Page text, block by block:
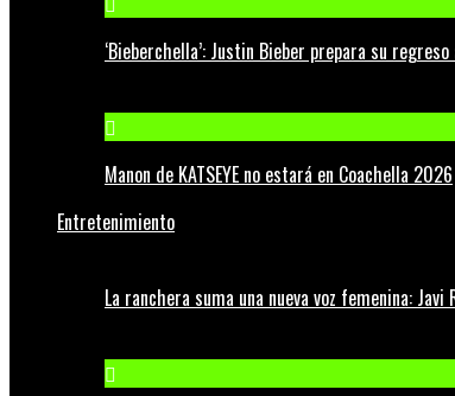
‘Bieberchella’: Justin Bieber prepara su
Manon de KATSEYE no estará en Coachella 2026
Entretenimiento
La ranchera suma una nueva voz femenina: